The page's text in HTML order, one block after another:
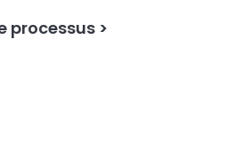
processus >